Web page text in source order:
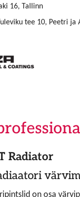
16, Tallinn
tee 10, Peetri ja
Radiator
on osa